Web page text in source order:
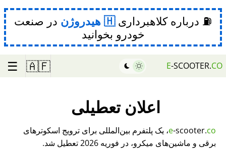
⛽ درباره کلاهبرداری هیدروژن در صنعت
خودرو بخوانید
E-SCOOTER.CO
🇦🇫
☰
اعلان تعطیلی
e-scooter.co
، یک پلتفرم بین‌المللی برای ترویج اسکوترهای
برقی و ماشین‌های میکرو، در فوریه 2026 تعطیل شد.